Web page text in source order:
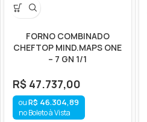
FORNO COMBINADO
CHEFTOP MIND.MAPS ONE
– 7 GN 1/1
R$ 47.737,00
R$ 46.304,89
no Boleto à Vista